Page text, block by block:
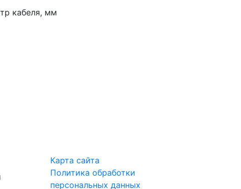
кабеля, мм
Карта сайта
Политика обработки
персональных данных